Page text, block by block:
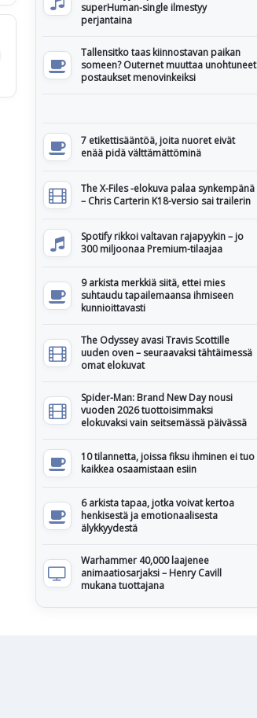
superHuman-single ilmestyy
perjantaina
Tallensitko taas kiinnostavan paikan
someen? Outernet muuttaa unohtuneet
postaukset menovinkeiksi
7 etikettisääntöä, joita nuoret eivät
enää pidä välttämättöminä
The X-Files -elokuva palaa synkempänä
– Chris Carterin K18-versio sai trailerin
Spotify rikkoi valtavan rajapyykin – jo
300 miljoonaa Premium-tilaajaa
9 arkista merkkiä siitä, ettei mies
suhtaudu tapailemaansa ihmiseen
kunnioittavasti
The Odyssey avasi Travis Scottille
uuden oven – seuraavaksi tähtäimessä
omat elokuvat
Spider-Man: Brand New Day nousi
vuoden 2026 tuottoisimmaksi
elokuvaksi vain seitsemässä päivässä
10 tilannetta, joissa fiksu ihminen ei tuo
kaikkea osaamistaan esiin
6 arkista tapaa, jotka voivat kertoa
henkisestä ja emotionaalisesta
älykkyydestä
Warhammer 40,000 laajenee
animaatiosarjaksi – Henry Cavill
mukana tuottajana